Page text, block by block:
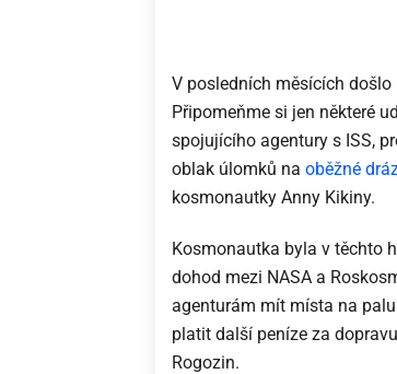
V posledních měsících
Připomeňme si jen některé
spojujícího agentury s ISS,
oblak úlomků na oběžné
kosmonautky Anny Kikiny.
Kosmonautka byla v těchto
dohod mezi NASA a
agenturám mít místa na
platit další peníze za
Rogozin.